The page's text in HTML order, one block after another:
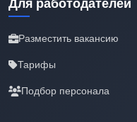
Для работодателей
Разместить вакансию
Тарифы
Подбор персонала